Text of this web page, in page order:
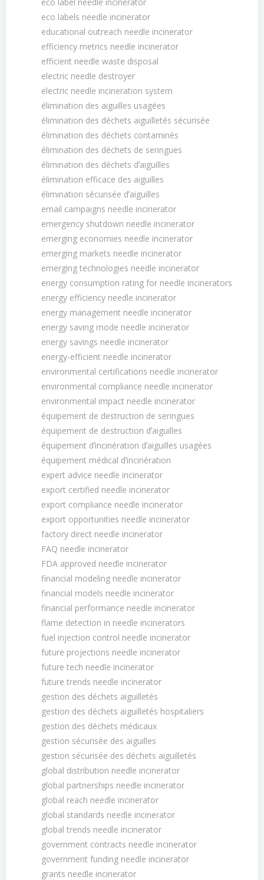
eco labels needle incinerator
educational outreach needle incinerator
efficiency metrics needle incinerator
efficient needle waste disposal
electric needle destroyer
electric needle incineration system
élimination des aiguilles usagées
élimination des déchets aiguilletés sécurisée
élimination des déchets contaminés
élimination des déchets de seringues
élimination des déchets dʼaiguilles
élimination efficace des aiguilles
élimination sécurisée dʼaiguilles
email campaigns needle incinerator
emergency shutdown needle incinerator
emerging economies needle incinerator
emerging markets needle incinerator
emerging technologies needle incinerator
energy consumption rating for needle incinerators
energy efficiency needle incinerator
energy management needle incinerator
energy saving mode needle incinerator
energy savings needle incinerator
energy-efficient needle incinerator
environmental certifications needle incinerator
environmental compliance needle incinerator
environmental impact needle incinerator
équipement de destruction de seringues
équipement de destruction dʼaiguilles
équipement dʼincinération dʼaiguilles usagées
équipement médical dʼincinération
expert advice needle incinerator
export certified needle incinerator
export compliance needle incinerator
export opportunities needle incinerator
factory direct needle incinerator
FAQ needle incinerator
FDA approved needle incinerator
financial modeling needle incinerator
financial models needle incinerator
financial performance needle incinerator
flame detection in needle incinerators
fuel injection control needle incinerator
future projections needle incinerator
future tech needle incinerator
future trends needle incinerator
gestion des déchets aiguilletés
gestion des déchets aiguilletés hospitaliers
gestion des déchets médicaux
gestion sécurisée des aiguilles
gestion sécurisée des déchets aiguilletés
global distribution needle incinerator
global partnerships needle incinerator
global reach needle incinerator
global standards needle incinerator
global trends needle incinerator
government contracts needle incinerator
government funding needle incinerator
grants needle incinerator